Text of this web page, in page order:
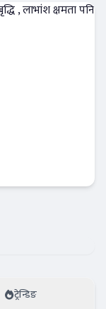
ट्रेन्डिङ